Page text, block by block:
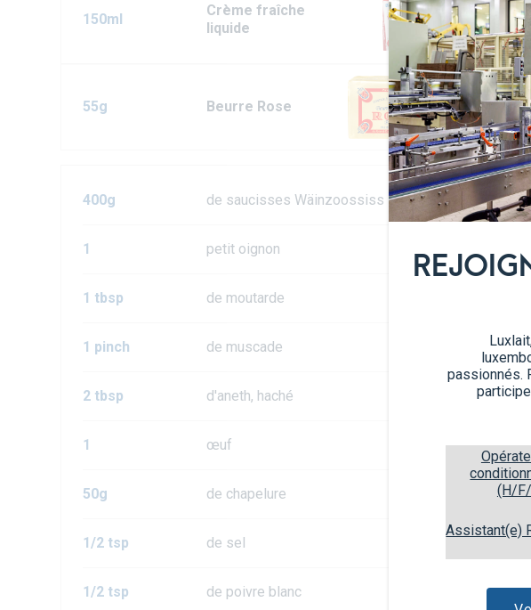
passionnés.
(H/
Assistant(e)
150ml
Crème fraîche
liquide
55g Beurre Rose
400g de saucisses Wäinzoossiss
1 petit oignon
1 tbsp de moutarde
1 pinch de muscade
2 tbsp d'aneth, haché
1 œuf
50g de chapelure
1/2 tsp de sel
1/2 tsp de poivre blanc